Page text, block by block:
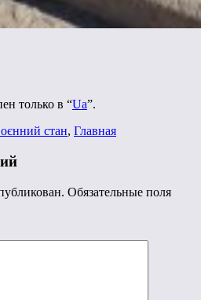
только в “Ua”.
стан, Главная
Обязательные поля